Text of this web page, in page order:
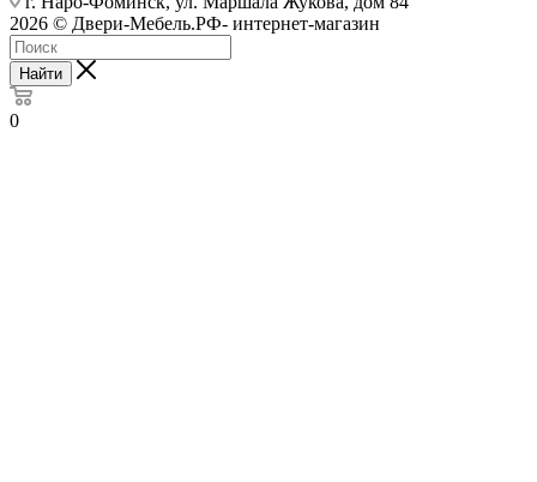
2026 © Двери-Мебель.РФ- интернет-магазин
Найти
0